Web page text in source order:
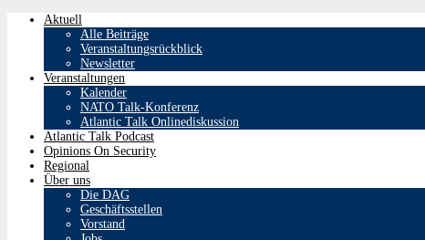
Aktuell
Alle Beiträge
Veranstaltungsrückblick
Newsletter
Veranstaltungen
Kalender
NATO Talk-Konferenz
Atlantic Talk Onlinediskussion
Atlantic Talk Podcast
Opinions On Security
Regional
Über uns
Die DAG
Geschäftsstellen
Vorstand